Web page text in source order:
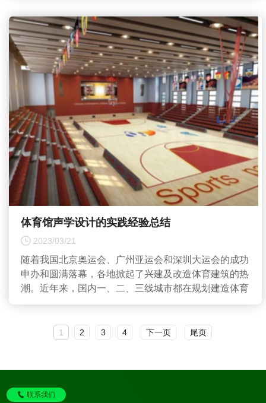
体育馆声学设计的实践经验总结
2023/03/21
随着我国北京奥运会、广州亚运会和深圳大运会的成功
申办和圆满落幕，各地掀起了兴建及改造体育建筑的热
潮。近年来，国内一、二、三线城市都在规划建造体育
中...
1 2 3 4 下一页 尾页
联系我们